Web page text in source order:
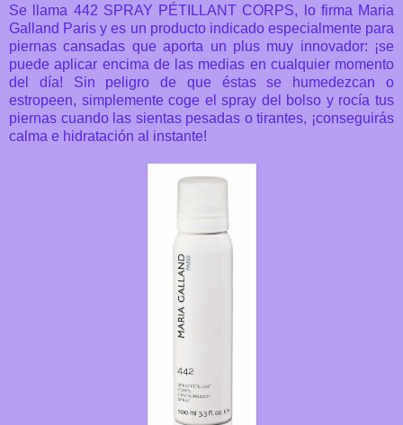
Se llama 442 SPRAY PÉTILLANT CORPS, lo firma Maria
Galland Paris y es un producto indicado especialmente para
piernas cansadas que aporta un plus muy innovador: ¡se
puede aplicar encima de las medias en cualquier momento
del día! Sin peligro de que éstas se humedezcan o
estropeen, simplemente coge el spray del bolso y rocía tus
piernas cuando las sientas pesadas o tirantes, ¡conseguirás
calma e hidratación al instante!